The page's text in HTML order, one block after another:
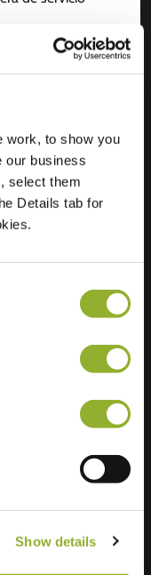
work, to show you
our business
select them
Details tab for
Show details
29A
Nijkerk
Bajos
2 available